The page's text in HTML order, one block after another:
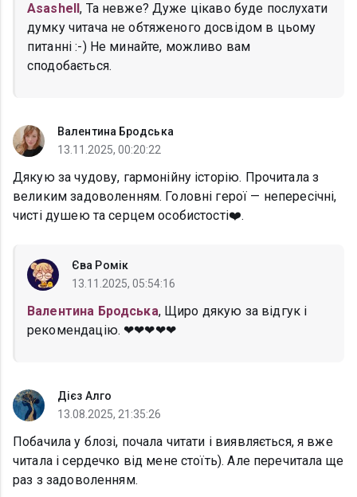
Asashell, Та невже? Дуже цікаво буде послухати
думку читача не обтяженого досвідом в цьому
питанні :-) Не минайте, можливо вам
сподобається.
Валентина Бродська
13.11.2025, 00:20:22
Дякую за чудову, гармонійну історію. Прочитала з
великим задоволенням. Головні герої — непересічні,
чисті душею та серцем особистості❤️.
Єва Ромік
13.11.2025, 05:54:16
Валентина Бродська, Щиро дякую за відгук і
рекомендацію. ❤❤❤❤❤
Дієз Алго
13.08.2025, 21:35:26
Побачила у блозі, почала читати і виявляється, я вже
читала і сердечко від мене стоїть). Але перечитала ще
раз з задоволенням.